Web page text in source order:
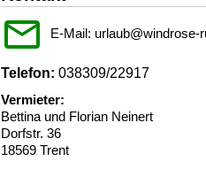
E-Mail: urlaub@windrose-
Telefon: 038309/22917
Vermieter:
Bettina und Florian Neinert
Dorfstr. 36
18569 Trent